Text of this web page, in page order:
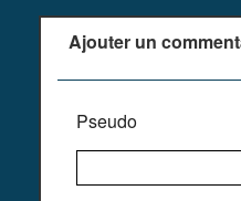
Ajouter un
Pseudo